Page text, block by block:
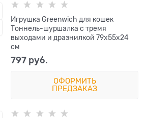
Игрушка Greenwich для кошек
Тоннель-шуршалка с тремя
выходами и дразнилкой 79х55х24
см
797 руб.
ОФОРМИТЬ
ПРЕДЗАКАЗ